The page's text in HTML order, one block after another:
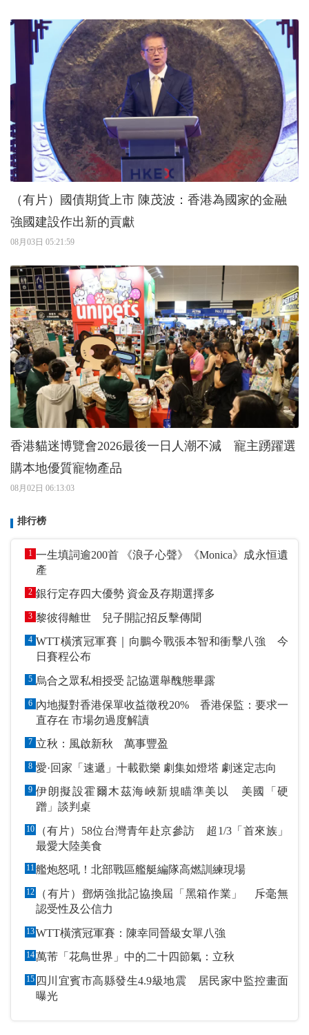
（有片）國債期貨上市 陳茂波：香港為國家的金融
強國建設作出新的貢獻
08月03日 05:21:59
香港貓迷博覽會2026最後一日人潮不減 寵主踴躍選
購本地優質寵物產品
08月02日 06:13:03
排行榜
1 一生填詞逾200首 《浪子心聲》《Monica》成永恒遺
產
2 銀行定存四大優勢 資金及存期選擇多
3 黎彼得離世 兒子開記招反擊傳聞
4 WTT橫濱冠軍賽｜向鵬今戰張本智和衝擊八強 今
日賽程公布
5 烏合之眾私相授受 記協選舉醜態畢露
6 內地擬對香港保單收益徵稅20% 香港保監：要求一
直存在 市場勿過度解讀
7 立秋：風啟新秋 萬事豐盈
8 愛·回家「速遞」十載歡樂 劇集如燈塔 劇迷定志向
9 伊朗擬設霍爾木茲海峽新規瞄準美以 美國「硬
蹭」談判桌
10
（有片）58位台灣青年赴京參訪 超1/3「首來族」
最愛大陸美食
11艦炮怒吼！北部戰區艦艇編隊高燃訓練現場
12
（有片）鄧炳強批記協換屆「黑箱作業」 斥毫無
認受性及公信力
13WTT橫濱冠軍賽：陳幸同晉級女單八強
14萬芾「花鳥世界」中的二十四節氣：立秋
15 四川宜賓市高縣發生4.9級地震 居民家中監控畫面
曝光